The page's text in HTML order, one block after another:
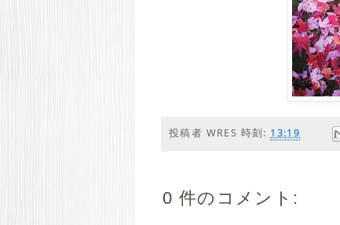
投稿者 WRES 時刻: 13:19
0 件のコメント: